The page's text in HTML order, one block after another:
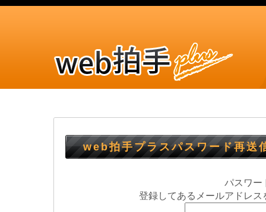
web拍手プラスパスワード再送
パスワー
登録してあるメールアドレ